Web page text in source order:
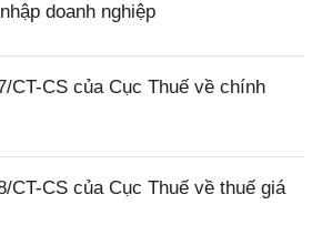
doanh nghiệp
CT-CS của Cục Thuế về chính
CT-CS của Cục Thuế về thuế giá